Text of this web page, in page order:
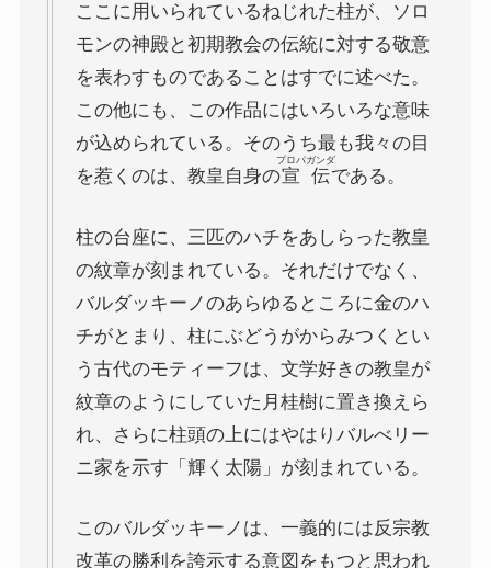
ここに用いられているねじれた柱が、ソロ
モンの神殿と初期教会の伝統に対する敬意
を表わすものであることはすでに述べた。
この他にも、この作品にはいろいろな意味
が込められている。そのうち最も我々の目
を惹くのは、教皇自身の宣伝
プロパガンダ
である。
柱の台座に、三匹のハチをあしらった教皇
の紋章が刻まれている。それだけでなく、
バルダッキーノのあらゆるところに金のハ
チがとまり、柱にぶどうがからみつくとい
う古代のモティーフは、文学好きの教皇が
紋章のようにしていた月桂樹に置き換えら
れ、さらに柱頭の上にはやはりバルべリー
ニ家を示す「輝く太陽」が刻まれている。
このバルダッキーノは、一義的には反宗教
改革の勝利を誇示する意図をもつと思われ